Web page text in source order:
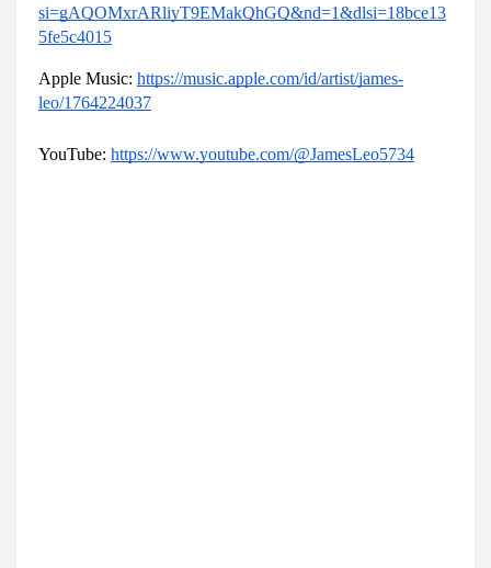
si=gAQOMxrARliyT9EMakQhGQ&nd=1&dlsi=18bce13
5fe5c4015
Apple Music: https://music.apple.com/id/artist/james-
leo/1764224037
YouTube: https://www.youtube.com/@JamesLeo5734